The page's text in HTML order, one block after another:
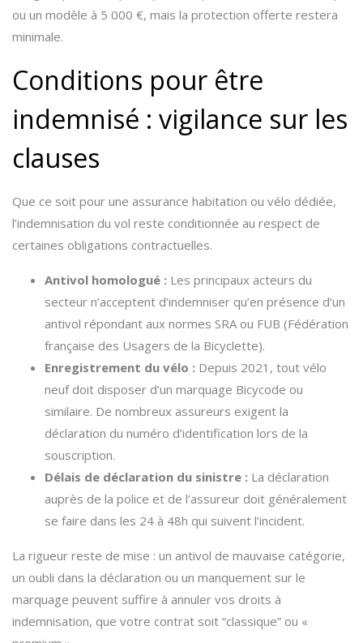
ou un modèle à 5 000 €, mais la protection offerte restera
minimale.
Conditions pour être
indemnisé : vigilance sur les
clauses
Que ce soit pour une assurance habitation ou vélo dédiée,
l’indemnisation du vol reste conditionnée au respect de
certaines obligations contractuelles.
Antivol homologué : Les principaux acteurs du
secteur n’acceptent d’indemniser qu’en présence d’un
antivol répondant aux normes SRA ou FUB (Fédération
française des Usagers de la Bicyclette).
Enregistrement du vélo : Depuis 2021, tout vélo
neuf doit disposer d’un marquage Bicycode ou
similaire. De nombreux assureurs exigent la
déclaration du numéro d’identification lors de la
souscription.
Délais de déclaration du sinistre : La déclaration
auprès de la police et de l’assureur doit généralement
se faire dans les 24 à 48h qui suivent l’incident.
La rigueur reste de mise : un antivol de mauvaise catégorie,
un oubli dans la déclaration ou un manquement sur le
marquage peuvent suffire à annuler vos droits à
indemnisation, que votre contrat soit “classique” ou «